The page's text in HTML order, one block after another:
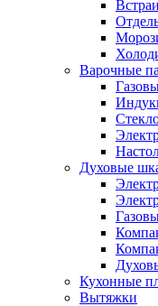
Варочные
Духовые
Кухонные
Вытяжки